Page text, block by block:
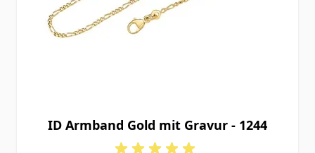
ID Armband Gold mit Gravur - 1244